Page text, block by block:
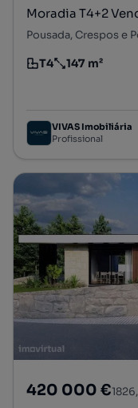
Moradia T4+2
Pousada, Crespos e
Tipologia
T4
Preço por metro
147 m²
VIVAS Imobiliária
Profissional
420 000 €